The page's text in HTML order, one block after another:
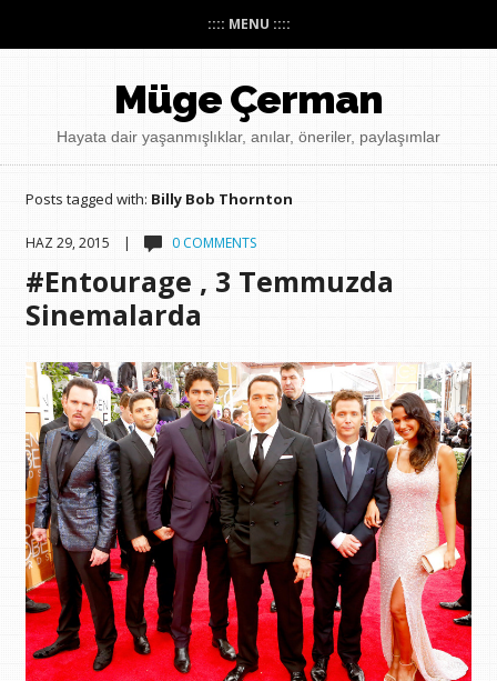
:::: MENU ::::
Müge Çerman
Hayata dair yaşanmışlıklar, anılar, öneriler, paylaşımlar
Posts tagged with: Billy Bob Thornton
HAZ 29, 2015 | 0 COMMENTS
#Entourage , 3 Temmuzda
Sinemalarda